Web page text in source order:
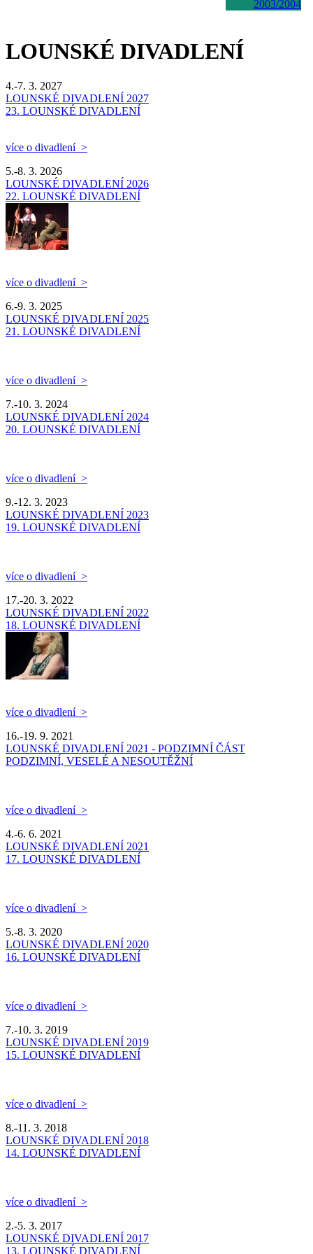
2003/2004
LOUNSKÉ DIVADLENÍ
4.-7. 3. 2027
LOUNSKÉ DIVADLENÍ 2027
23. LOUNSKÉ DIVADLENÍ
více o divadlení >
5.-8. 3. 2026
LOUNSKÉ DIVADLENÍ 2026
22. LOUNSKÉ DIVADLENÍ
více o divadlení >
6.-9. 3. 2025
LOUNSKÉ DIVADLENÍ 2025
21. LOUNSKÉ DIVADLENÍ
více o divadlení >
7.-10. 3. 2024
LOUNSKÉ DIVADLENÍ 2024
20. LOUNSKÉ DIVADLENÍ
více o divadlení >
9.-12. 3. 2023
LOUNSKÉ DIVADLENÍ 2023
19. LOUNSKÉ DIVADLENÍ
více o divadlení >
17.-20. 3. 2022
LOUNSKÉ DIVADLENÍ 2022
18. LOUNSKÉ DIVADLENÍ
více o divadlení >
16.-19. 9. 2021
LOUNSKÉ DIVADLENÍ 2021 - PODZIMNÍ ČÁST
PODZIMNÍ, VESELÉ A NESOUTĚŽNÍ
více o divadlení >
4.-6. 6. 2021
LOUNSKÉ DIVADLENÍ 2021
17. LOUNSKÉ DIVADLENÍ
více o divadlení >
5.-8. 3. 2020
LOUNSKÉ DIVADLENÍ 2020
16. LOUNSKÉ DIVADLENÍ
více o divadlení >
7.-10. 3. 2019
LOUNSKÉ DIVADLENÍ 2019
15. LOUNSKÉ DIVADLENÍ
více o divadlení >
8.-11. 3. 2018
LOUNSKÉ DIVADLENÍ 2018
14. LOUNSKÉ DIVADLENÍ
více o divadlení >
2.-5. 3. 2017
LOUNSKÉ DIVADLENÍ 2017
13. LOUNSKÉ DIVADLENÍ